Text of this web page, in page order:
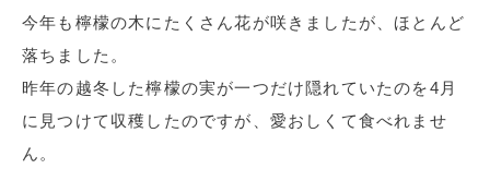
今年も檸檬の木にたくさん花が咲きましたが、ほとんど
落ちました。
昨年の越冬した檸檬の実が一つだけ隠れていたのを4月
に見つけて収穫したのですが、愛おしくて食べれませ
ん。